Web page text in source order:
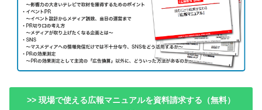
>> 現場で使える広報マニュアルを資料請求する（無料）